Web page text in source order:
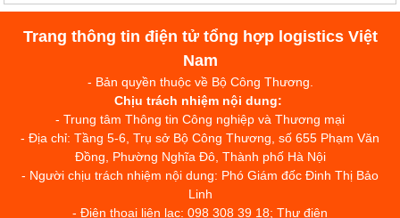
Trang thông tin điện tử tổng hợp logistics Việt
Nam
- Bản quyền thuộc về Bộ Công Thương.
Chịu trách nhiệm nội dung:
- Trung tâm Thông tin Công nghiệp và Thương mại
- Địa chỉ: Tầng 5-6, Trụ sở Bộ Công Thương, số 655 Phạm Văn
Đồng, Phường Nghĩa Đô, Thành phố Hà Nội
- Người chịu trách nhiệm nội dung: Phó Giám đốc Đinh Thị Bảo
Linh
- Điện thoại liên lạc: 098 308 39 18; Thư điện